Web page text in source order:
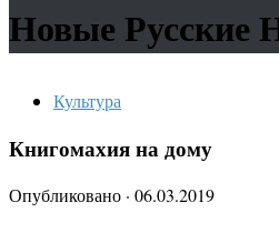
Новые Русские
Культура
Книгомахия на дому
Опубликовано · 06.03.2019